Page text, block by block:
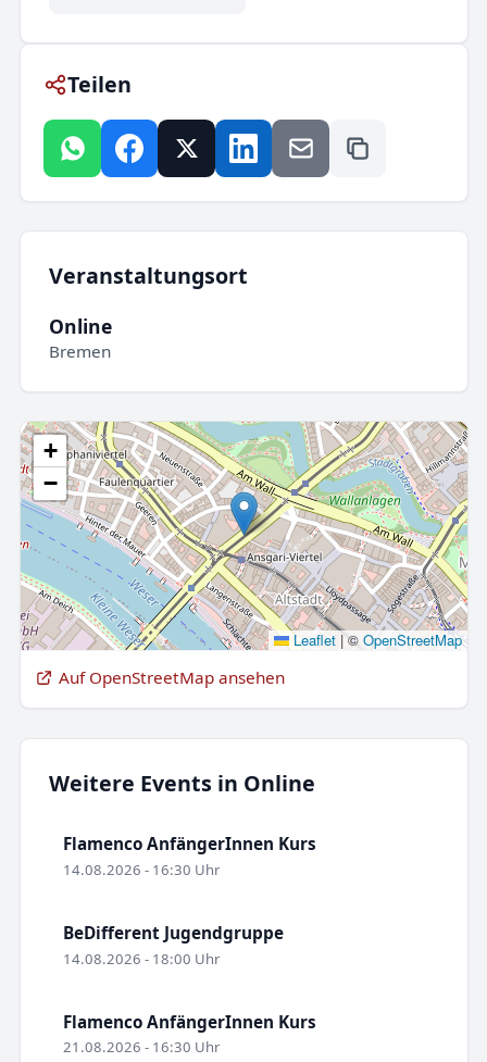
Teilen
Veranstaltungsort
Online
Bremen
+
−
Leaflet |© OpenStreetMap
Auf OpenStreetMap ansehen
Weitere Events in Online
Flamenco AnfängerInnen Kurs
14.08.2026 - 16:30 Uhr
BeDifferent Jugendgruppe
14.08.2026 - 18:00 Uhr
Flamenco AnfängerInnen Kurs
21.08.2026 - 16:30 Uhr